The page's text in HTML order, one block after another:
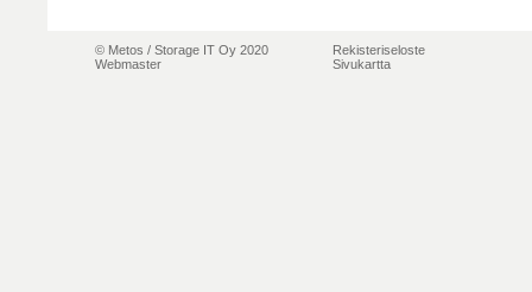
© Metos / Storage IT Oy 2020
Webmaster
Rekisteriseloste
Sivukartta